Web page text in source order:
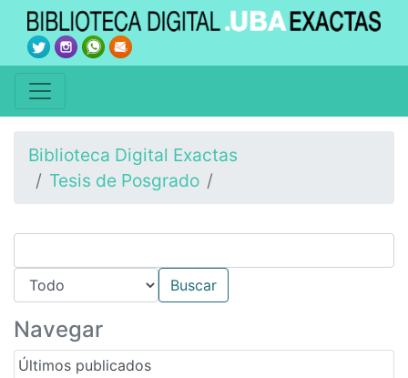
Biblioteca Digital Exactas
Tesis de Posgrado
Navegar
Últimos publicados